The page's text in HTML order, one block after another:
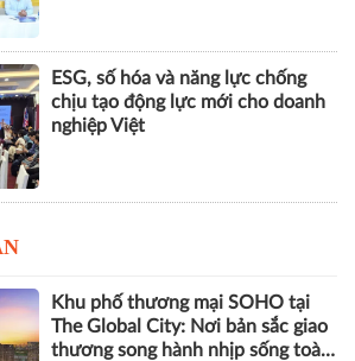
ESG, số hóa và năng lực chống
chịu tạo động lực mới cho doanh
nghiệp Việt
Khu phố thương mại SOHO tại
The Global City: Nơi bản sắc giao
thương song hành nhịp sống toàn